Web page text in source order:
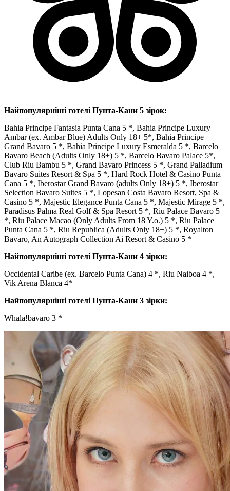
Найпопулярніші готелі Пунта-Кани 5 зірок:
Bahia Principe Fantasia Punta Cana 5 *, Bahia Principe Luxury
Ambar (ex. Ambar Blue) Adults Only 18+ 5*, Bahia Principe
Grand Bavaro 5 *, Bahia Principe Luxury Esmeralda 5 *, Barcelo
Bavaro Beach (Adults Only 18+) 5 *, Barcelo Bavaro Palace 5*,
Club Riu Bambu 5 *, Grand Bavaro Princess 5 *, Grand Palladium
Bavaro Suites Resort & Spa 5 *, Hard Rock Hotel & Casino Punta
Cana 5 *, Iberostar Grand Bavaro (adults Only 18+) 5 *, Iberostar
Selection Bavaro Suites 5 *, Lopesan Costa Bavaro Resort, Spa &
Casino 5 *, Majestic Elegance Punta Cana 5 *, Majestic Mirage 5 *,
Paradisus Palma Real Golf & Spa Resort 5 *, Riu Palace Bavaro 5
*, Riu Palace Macao (Only Adults From 18 Y.o.) 5 *, Riu Palace
Punta Cana 5 *, Riu Republica (Adults Only 18+) 5 *, Royalton
Bavaro, An Autograph Collection Ai Resort & Casino 5 *
Найпопулярніші готелі Пунта-Кани 4 зірки:
Occidental Caribe (ex. Barcelo Punta Cana) 4 *, Riu Naiboa 4 *,
Vik Arena Blanca 4*
Найпопулярніші готелі Пунта-Кани 3 зірки:
Whala!bavaro 3 *